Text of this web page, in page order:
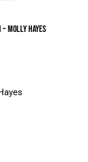
– Molly Hayes